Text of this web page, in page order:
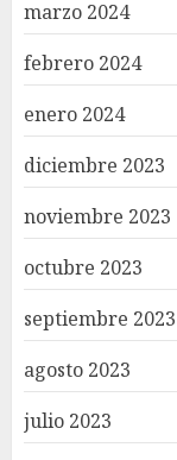
marzo 2024
febrero 2024
enero 2024
diciembre 2023
noviembre 2023
octubre 2023
septiembre 2023
agosto 2023
julio 2023